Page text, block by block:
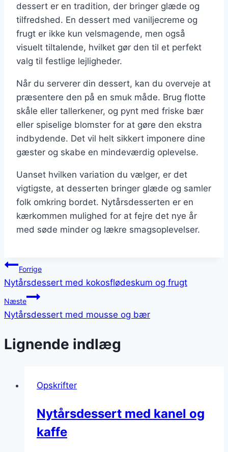
dessert er en tradition, der bringer glæde og
tilfredshed. En dessert med vaniljecreme og
frugt er ikke kun velsmagende, men også
visuelt tiltalende, hvilket gør den til et perfekt
valg til festlige lejligheder.
Når du serverer din dessert, kan du overveje at
præsentere den på en smuk måde. Brug flotte
skåle eller tallerkener, og pynt med friske bær
eller spiselige blomster for at gøre den ekstra
indbydende. Det vil helt sikkert imponere dine
gæster og skabe en mindeværdig oplevelse.
Uanset hvilken variation du vælger, er det
vigtigste, at desserten bringer glæde og samler
folk omkring bordet. Nytårsdesserten er en
kærkommen mulighed for at fejre det nye år
med søde minder og lækre smagsoplevelser.
Indlægsnavigation
Forrige
Nytårsdessert med kokosflødeskum og frugt
Næste
Nytårsdessert med mousse og bær
Lignende indlæg
Opskrifter
Nytårsdessert med kanel og
kaffe